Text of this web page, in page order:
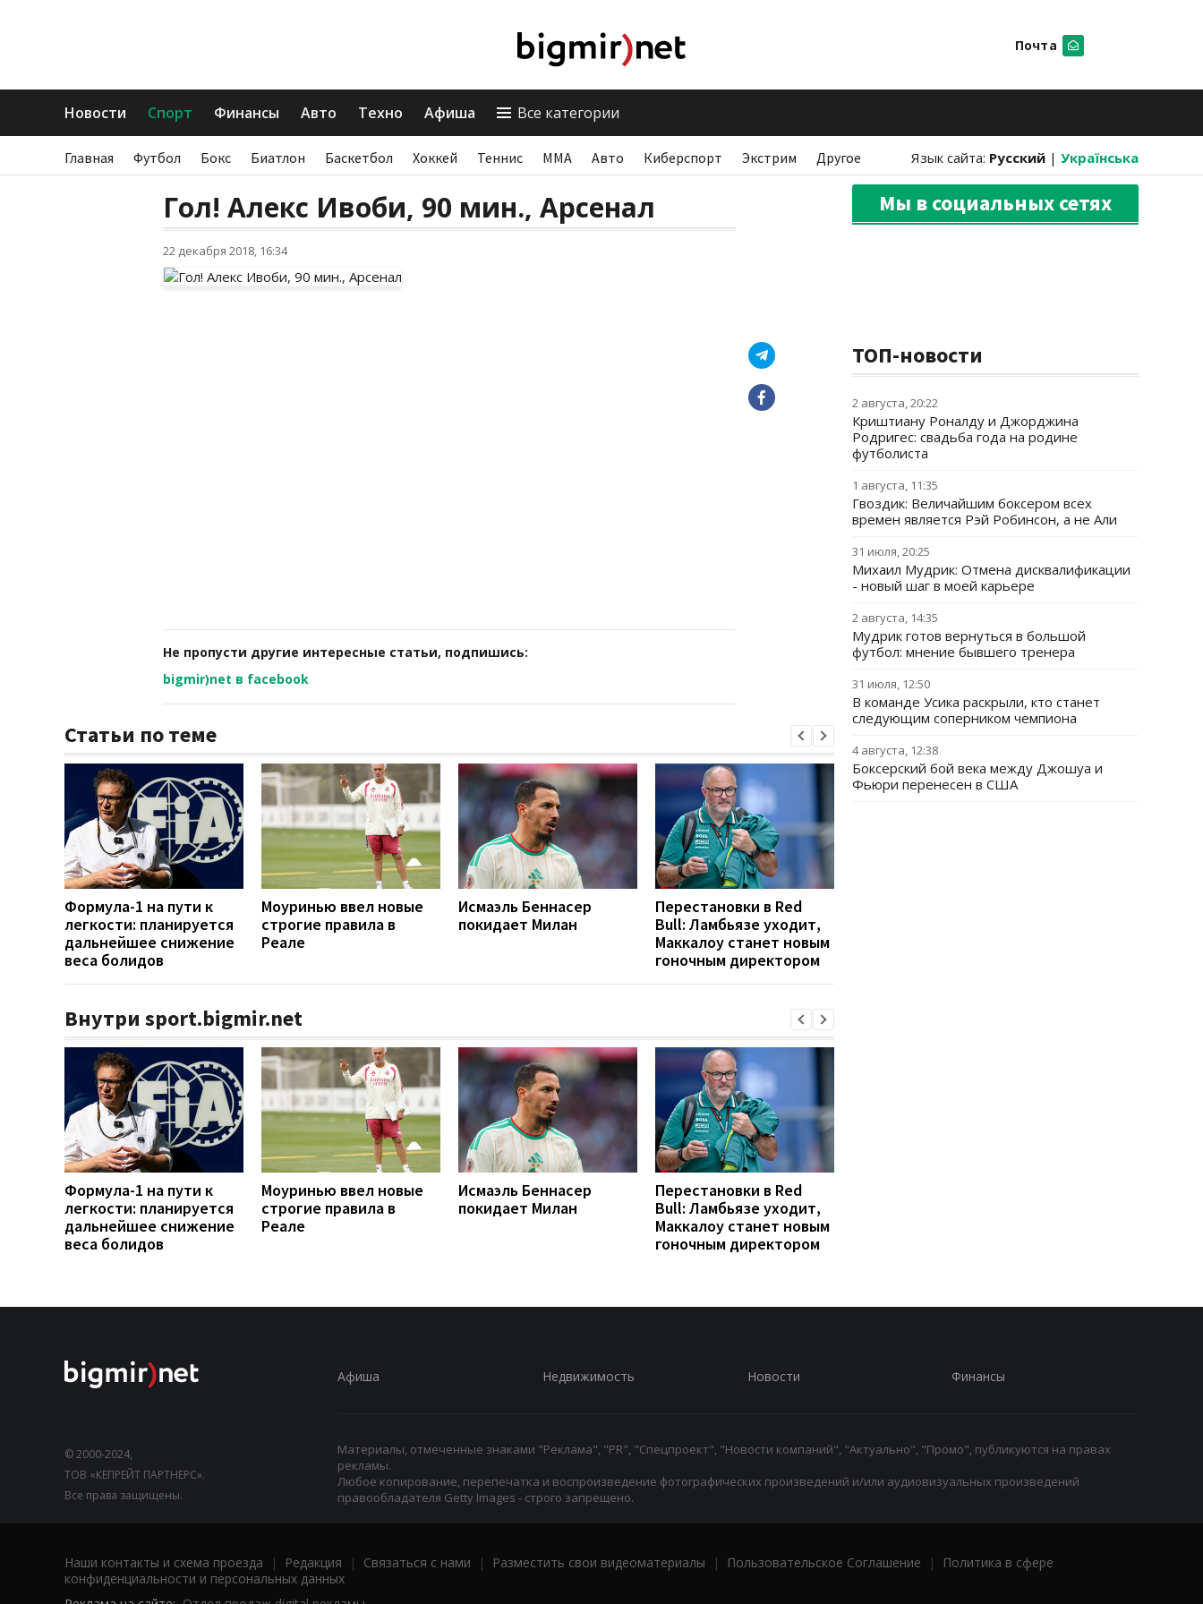
Почта
Новости Спорт Финансы Авто Техно Афиша Все категории
Главная Футбол Бокс Биатлон Баскетбол Хоккей Теннис ММА Авто Киберспорт Экстрим Другое Язык сайта: Русский | Українська
Гол! Алекс Ивоби, 90 мин., Арсенал
22 декабря 2018, 16:34
Не пропусти другие интересные статьи, подпишись:
bigmir)net в facebook
Статьи по теме
Формула-1 на пути к
легкости: планируется
дальнейшее снижение
веса болидов
Моуринью ввел новые
строгие правила в
Реале
Исмаэль Беннасер
покидает Милан
Перестановки в Red
Bull: Ламбьязе уходит,
Маккалоу станет новым
гоночным директором
Внутри sport.bigmir.net
Формула-1 на пути к
легкости: планируется
дальнейшее снижение
веса болидов
Моуринью ввел новые
строгие правила в
Реале
Исмаэль Беннасер
покидает Милан
Перестановки в Red
Bull: Ламбьязе уходит,
Маккалоу станет новым
гоночным директором
Мы в социальных сетях
ТОП-новости
2 августа, 20:22
Криштиану Роналду и Джорджина
Родригес: свадьба года на родине
футболиста
1 августа, 11:35
Гвоздик: Величайшим боксером всех
времен является Рэй Робинсон, а не Али
31 июля, 20:25
Михаил Мудрик: Отмена дисквалификации
- новый шаг в моей карьере
2 августа, 14:35
Мудрик готов вернуться в большой
футбол: мнение бывшего тренера
31 июля, 12:50
В команде Усика раскрыли, кто станет
следующим соперником чемпиона
4 августа, 12:38
Боксерский бой века между Джошуа и
Фьюри перенесен в США
© 2000-2024,
ТОВ «КЕПРЕЙТ ПАРТНЕРС».
Все права защищены.
Афиша Недвижимость Новости Финансы
Материалы, отмеченные знаками "Реклама", "PR", "Спецпроект", "Новости компаний", "Актуально", "Промо", публикуются на правах
рекламы.
Любое копирование, перепечатка и воспроизведение фотографических произведений и/или аудиовизуальных произведений
правообладателя Getty Images - строго запрещено.
Наши контакты и схема проезда | Редакция | Связаться с нами | Разместить свои видеоматериалы | Пользовательское Соглашение |
Политика в сфере
конфиденциальности и персональных данных